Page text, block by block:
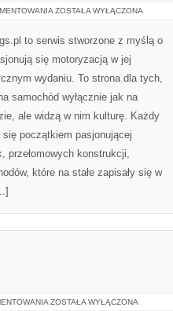
TREŚCI
ZOSTAŁA WYŁĄCZONA
to serwis stworzone z myślą o
się motoryzacją w jej
wydaniu. To strona dla tych,
samochód wyłącznie jak na
ale widzą w nim kulturę. Każdy
się początkiem pasjonującej
przełomowych konstrukcji,
które na stałe zapisały się w
OGRÓD
ZOSTAŁA WYŁĄCZONA